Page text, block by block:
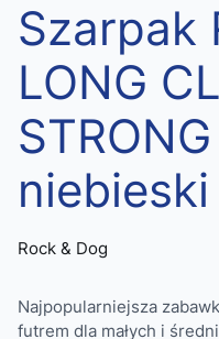
Szarpak
LONG
niebieski
Rock & Dog
Najpopularniejsza
futrem dla małych i